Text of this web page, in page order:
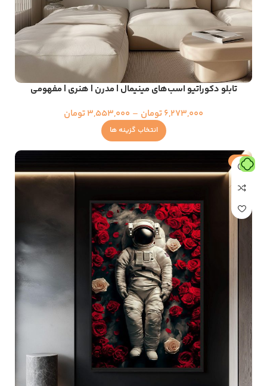
تابلو دکوراتیو اسب‌های مینیمال | مدرن | هنری | مفهومی
6,273,000تومان –
3,553,000تومان
انتخاب گزینه ها
حراج